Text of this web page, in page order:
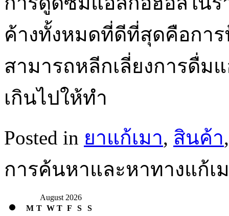
ค้างทั้งหมดที่ดีที่สุดคือกา
สามารถหลีกเลี่ยงการดื่ม
เกินไปให้ทำ
Posted in ยาแก้เมา, สินค้า
การค้นหาและหาทางแก้เ
August 2026
M T W T F S
S